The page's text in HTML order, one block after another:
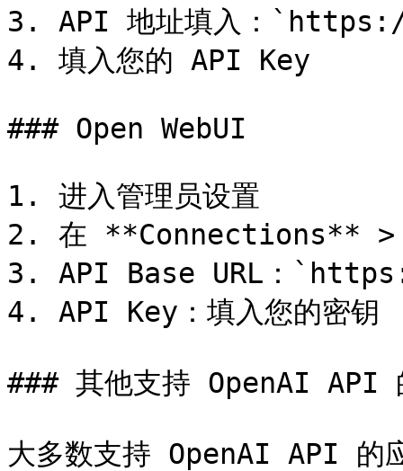
3. API 地址填入：
4. 填入您的 API Key
### Open WebUI
1. 进入管理员设置
2. 在 **Connections** >
3. API Base URL：
4. API Key：填入您的密钥
### 其他支持 OpenAI API
大多数支持 OpenAI API 的